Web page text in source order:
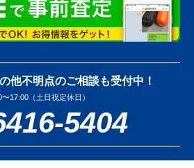
他不明点のご相談も受付中！
〜17:00（土日祝定休日）
5404